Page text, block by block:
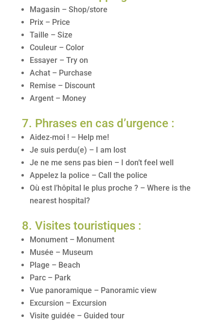
Magasin – Shop/store
Prix – Price
Taille – Size
Couleur – Color
Essayer – Try on
Achat – Purchase
Remise – Discount
Argent – Money
7. Phrases en cas d’urgence :
Aidez-moi ! – Help me!
Je suis perdu(e) – I am lost
Je ne me sens pas bien – I don’t feel well
Appelez la police – Call the police
Où est l’hôpital le plus proche ? – Where is the
nearest hospital?
8. Visites touristiques :
Monument – Monument
Musée – Museum
Plage – Beach
Parc – Park
Vue panoramique – Panoramic view
Excursion – Excursion
Visite guidée – Guided tour